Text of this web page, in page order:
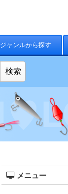
ジャンルから探す
メニュー